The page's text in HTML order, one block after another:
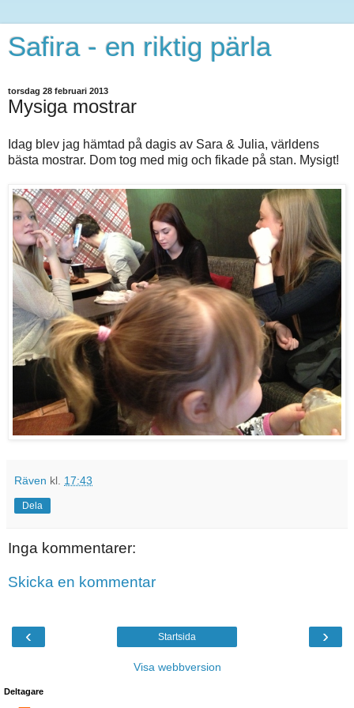
Safira - en riktig pärla
torsdag 28 februari 2013
Mysiga mostrar
Idag blev jag hämtad på dagis av Sara & Julia, världens
bästa mostrar. Dom tog med mig och fikade på stan. Mysigt!
Räven kl. 17:43
Dela
Inga kommentarer:
Skicka en kommentar
‹ ›
Startsida
Visa webbversion
Deltagare